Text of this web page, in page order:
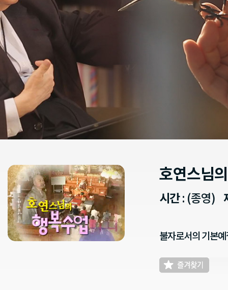
호연스님
시간: (종영)
불자로서의 기본